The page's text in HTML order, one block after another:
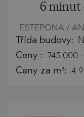
6 minut
ESTEPONA /
Třída budovy:
Ceny : 743 000 -
Ceny za m²: 4